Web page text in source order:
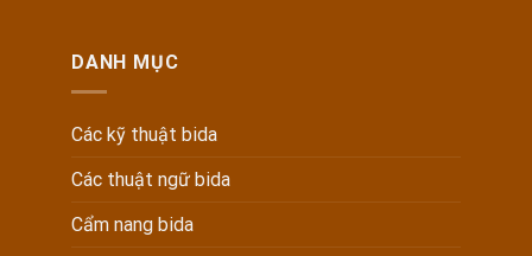
DANH MỤC
Các kỹ thuật bida
Các thuật ngữ bida
Cẩm nang bida